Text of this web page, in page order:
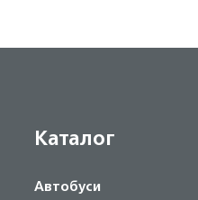
Каталог
Автобуси